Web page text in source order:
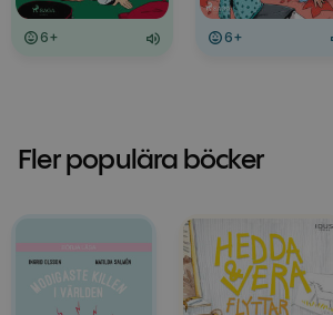
6+ 6+
Fler populära böcker